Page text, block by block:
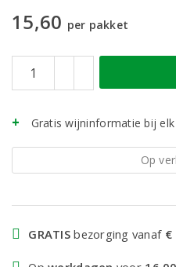
15,60 per pakket
Gratis wijninformatie bij
Op
GRATIS bezorging vanaf €